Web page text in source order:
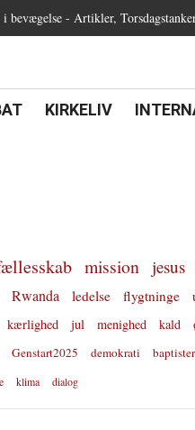
bevægelse - Artikler,
21.0:
KIRKELIV 22.0:
mission jesus
Rwanda ledelse flygtninge
kærlighed jul menighed kald
Genstart2025 demokrati baptister
klima dialog